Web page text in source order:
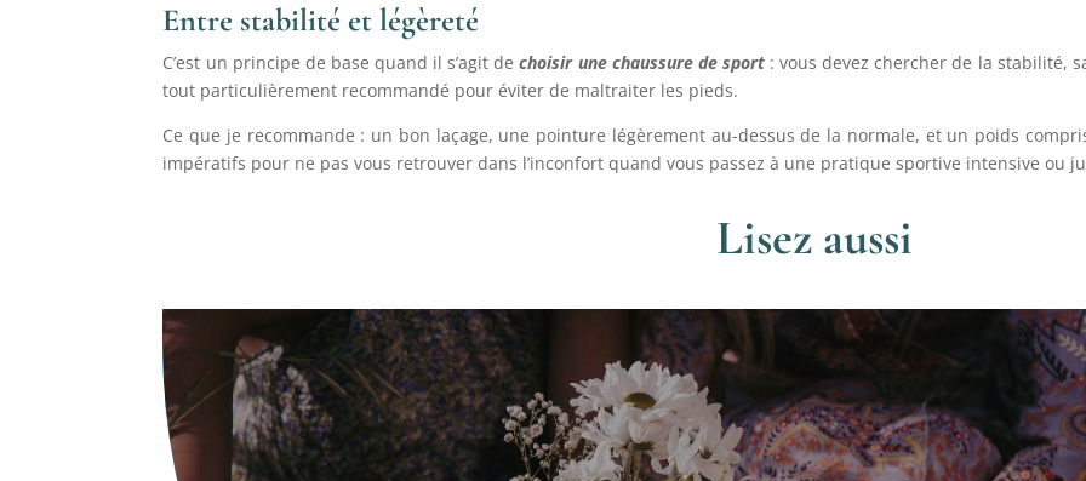
Entre stabilité et légèreté
C’est un principe de base quand il s’agit dechoisir une chaussure de sport: vous devez chercher de la stabilité,
tout particulièrement recommandé pour éviter de maltraiter les pieds.
Ce que je recommande : un bon laçage, une pointure légèrement au-dessus de la normale, et un poids
impératifs pour ne pas vous retrouver dans l’inconfort quand vous passez à une pratique sportive intensive ou
Lisez aussi